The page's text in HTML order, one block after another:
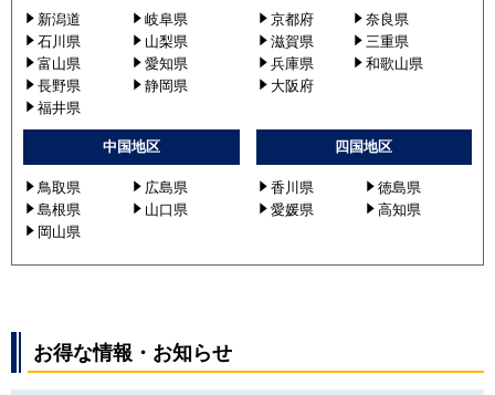
新潟道
岐阜県
石川県
山梨県
富山県
愛知県
長野県
静岡県
福井県
京都府
奈良県
滋賀県
三重県
兵庫県
和歌山県
大阪府
中国地区
鳥取県
広島県
島根県
山口県
岡山県
四国地区
香川県
徳島県
愛媛県
高知県
お得な情報・お知らせ